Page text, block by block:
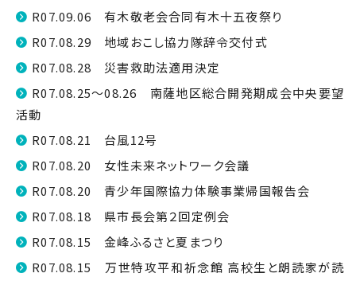
R07.09.06 有木敬老会合同有木十五夜祭り
R07.08.29 地域おこし協力隊辞令交付式
R07.08.28 災害救助法適用決定
R07.08.25～08.26 南薩地区総合開発期成会中央要望
活動
R07.08.21 台風12号
R07.08.20 女性未来ネットワーク会議
R07.08.20 青少年国際協力体験事業帰国報告会
R07.08.18 県市長会第２回定例会
R07.08.15 金峰ふるさと夏まつり
R07.08.15 万世特攻平和祈念館 高校生と朗読家が読